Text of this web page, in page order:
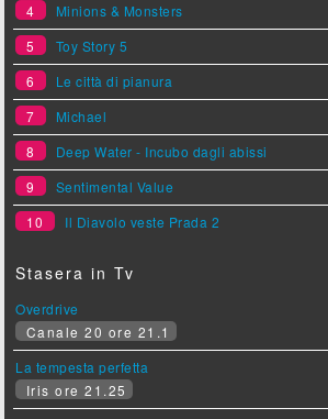
4
Minions & Monsters
5
Toy Story 5
6
Le città di pianura
7
Michael
8
Deep Water - Incubo dagli abissi
9
Sentimental Value
10
Il Diavolo veste Prada 2
Stasera in Tv
Overdrive
Canale 20 ore 21.1
La tempesta perfetta
Iris ore 21.25